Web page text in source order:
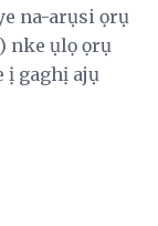
na-arụsi ọrụ
nke ụlọ ọrụ
ị gaghị ajụ